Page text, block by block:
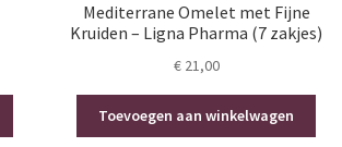
Mediterrane Omelet met Fijne
Kruiden – Ligna Pharma (7 zakjes)
€21,00
Toevoegen aan winkelwagen